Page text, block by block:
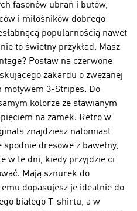
fasonów ubrań i butów,
i miłośników dobrego
popularnością nawet
to świetny przykład. Masz
Postaw na czerwone
żakardu o zwężanej
motywem 3-Stripes. Do
kolorze ze stawianym
na zamek. Retro w
znajdziesz natomiast
dresowe z bawełny,
w te dni, kiedy przyjdzie ci
Mają sznurek do
dopasujesz je idealnie do
białego T-shirtu, a w